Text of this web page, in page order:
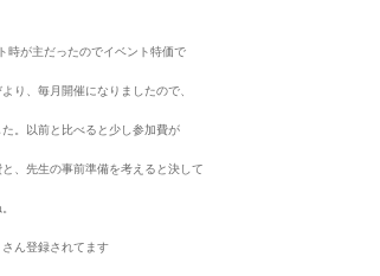
時が主だったのでイベント特価で
り、毎月開催になりましたので、
。以前と比べると少し参加費が
、先生の事前準備を考えると決して
ん登録されてます